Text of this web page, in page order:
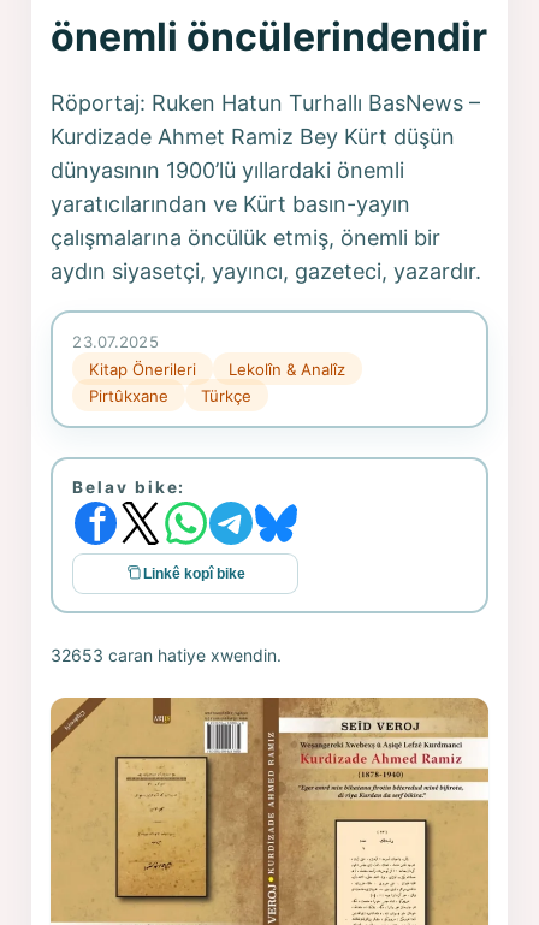
önemli öncülerindendir
Röportaj: Ruken Hatun Turhallı BasNews –
Kurdizade Ahmet Ramiz Bey Kürt düşün
dünyasının 1900’lü yıllardaki önemli
yaratıcılarından ve Kürt basın-yayın
çalışmalarına öncülük etmiş, önemli bir
aydın siyasetçi, yayıncı, gazeteci, yazardır.
23.07.2025
Kitap Önerileri
Lekolîn & Analîz
Pirtûkxane
Türkçe
Belav bike:
Linkê kopî bike
32653 caran hatiye xwendin.